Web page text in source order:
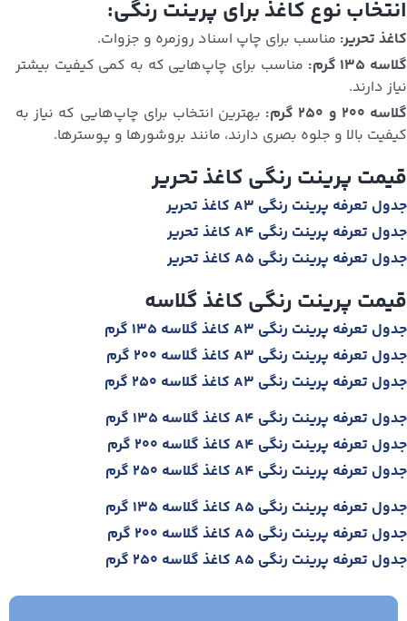
انتخاب نوع کاغذ برای پرینت رنگی:
کاغذ تحریر: مناسب برای چاپ اسناد روزمره و جزوات.
گلاسه ۱۳۵ گرم:
مناسب برای چاپ‌هایی که به کمی کیفیت بیشتر
نیاز دارند.
گلاسه ۲۰۰ و ۲۵۰ گرم:
بهترین انتخاب برای چاپ‌هایی که نیاز به
کیفیت بالا و جلوه بصری دارند، مانند بروشورها و پوسترها.
قیمت پرینت رنگی کاغذ تحریر
جدول تعرفه پرینت رنگی A3 کاغذ تحریر
جدول تعرفه پرینت رنگی A4 کاغذ تحریر
جدول تعرفه پرینت رنگی A5 کاغذ تحریر
قیمت پرینت رنگی کاغذ گلاسه
جدول تعرفه پرینت رنگی A3 کاغذ گلاسه 135 گرم
جدول تعرفه پرینت رنگی A3 کاغذ گلاسه 200 گرم
جدول تعرفه پرینت رنگی A3 کاغذ گلاسه 250 گرم
جدول تعرفه پرینت رنگی A4 کاغذ گلاسه 135 گرم
جدول تعرفه پرینت رنگی A4 کاغذ گلاسه 200 گرم
جدول تعرفه پرینت رنگی A4 کاغذ گلاسه 250 گرم
جدول تعرفه پرینت رنگی A5 کاغذ گلاسه 135 گرم
جدول تعرفه پرینت رنگی A5 کاغذ گلاسه 200 گرم
جدول تعرفه پرینت رنگی A5 کاغذ گلاسه 250 گرم